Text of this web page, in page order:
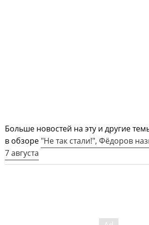
Больше новостей на эту и другие
в обзоре "Не так стали!", Фёдоров
7 августа